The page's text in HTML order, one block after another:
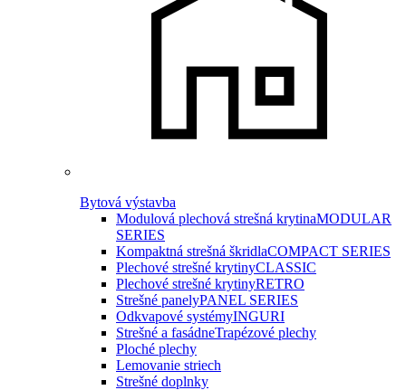
Bytová výstavba
Modulová plechová strešná krytinaMODULAR
SERIES
Kompaktná strešná škridlaCOMPACT SERIES
Plechové strešné krytinyCLASSIC
Plechové strešné krytinyRETRO
Strešné panelyPANEL SERIES
Odkvapové systémyINGURI
Strešné a fasádneTrapézové plechy
Ploché plechy
Lemovanie striech
Strešné doplnky